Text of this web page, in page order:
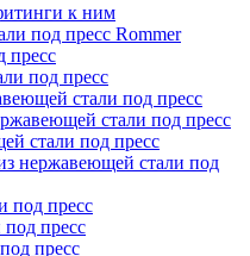
к ним
под пресс Rommer
пресс
под пресс
стали под пресс
стали под пресс
стали под пресс
нержавеющей стали под
под пресс
пресс
пресс